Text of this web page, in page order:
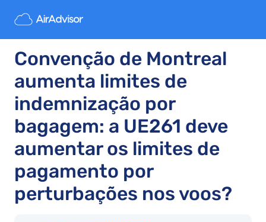
Convenção de Montreal
aumenta limites de
indemnização por
bagagem: a UE261 deve
aumentar os limites de
pagamento por
perturbações nos voos?